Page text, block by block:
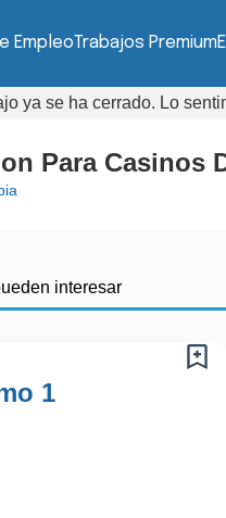
EmpleoTrabajos Premium
ya se ha cerrado. Lo
Para Casinos
interesar
1